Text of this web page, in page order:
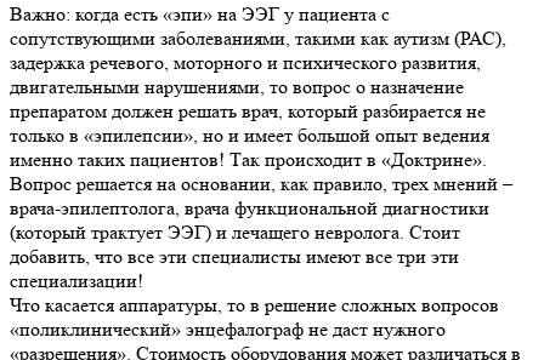
Важно: когда есть «эпи» на ЭЭГ у пациента с
сопутствующими заболеваниями, такими как аутизм (РАС),
задержка речевого, моторного и психического развития,
двигательными нарушениями, то вопрос о назначение
препаратом должен решать врач, который разбирается не
только в «эпилепсии», но и имеет большой опыт ведения
именно таких пациентов! Так происходит в «Доктрине».
Вопрос решается на основании, как правило, трех мнений –
врача-эпилептолога, врача функциональной диагностики
(который трактует ЭЭГ) и лечащего невролога. Стоит
добавить, что все эти специалисты имеют все три эти
специализации!
Что касается аппаратуры, то в решение сложных вопросов
«поликлинический» энцефалограф не даст нужного
«разрешения». Стоимость оборудования может различаться в